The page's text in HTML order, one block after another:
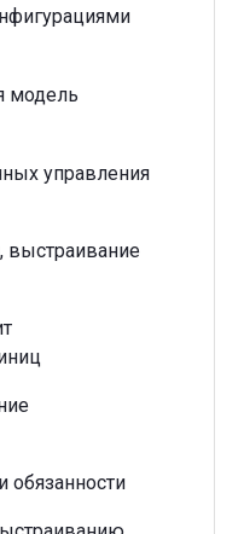
модель
управления
выстраивание
обязанности